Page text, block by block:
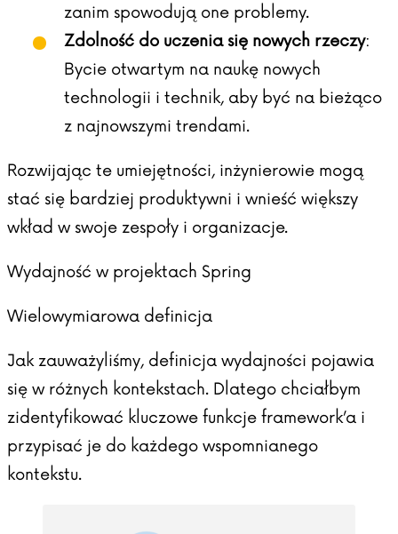
zanim spowodują one problemy.
Zdolność do uczenia się nowych rzeczy:
Bycie otwartym na naukę nowych
technologii i technik, aby być na bieżąco
z najnowszymi trendami.
Rozwijając te umiejętności, inżynierowie mogą
stać się bardziej produktywni i wnieść większy
wkład w swoje zespoły i organizacje.
Wydajność w projektach Spring
Wielowymiarowa definicja
Jak zauważyliśmy, definicja wydajności pojawia
się w różnych kontekstach. Dlatego chciałbym
zidentyfikować kluczowe funkcje framework’a i
przypisać je do każdego wspomnianego
kontekstu.